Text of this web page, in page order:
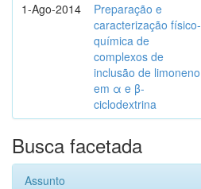
1-Ago-2014
Preparação e
caracterização físico-
química de
complexos de
inclusão de limoneno
em α e β-
ciclodextrina
Busca facetada
Assunto